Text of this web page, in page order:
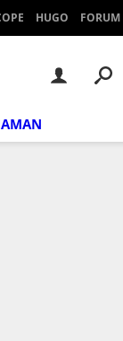
HUGO FORUM